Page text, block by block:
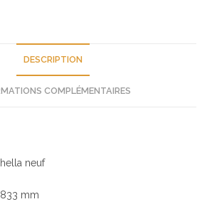
DESCRIPTION
COMPLÉMENTAIRES
neuf
mm